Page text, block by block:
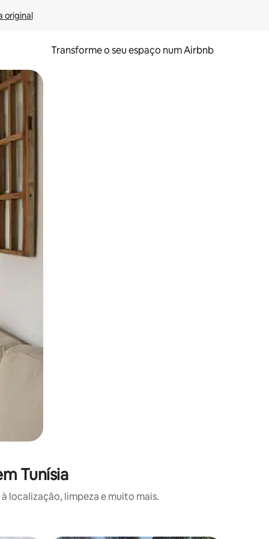
original
Transforme o seu espaço num Airbnb
de toque ou deslize.
Tunísia
localização, limpeza e muito mais.